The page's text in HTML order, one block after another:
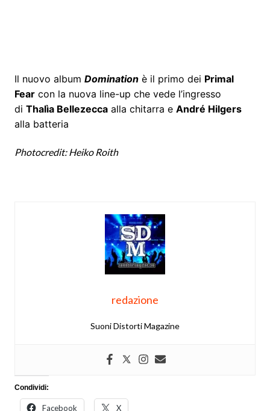
Il nuovo album Dominationè il primo dei Primal
Fearcon la nuova line-up che vede l’ingresso
di Thalìa Bellezeccaalla chitarra e André Hilgers
alla batteria
Photocredit: Heiko Roith
redazione
Suoni Distorti Magazine
Condividi:
Facebook X